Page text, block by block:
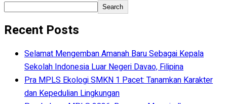
Search
Recent Posts
Selamat Mengemban Amanah Baru Sebagai Kepala
Sekolah Indonesia Luar Negeri Davao, Filipina
Pra MPLS Ekologi SMKN 1 Pacet: Tanamkan Karakter
dan Kepedulian Lingkungan